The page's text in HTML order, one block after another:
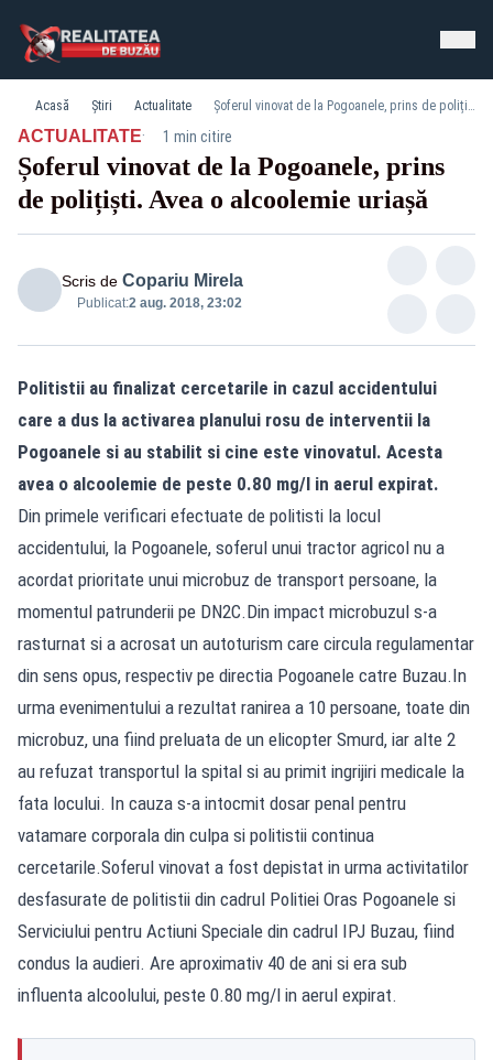
Acasă Știri Actualitate Șoferul vinovat de la Pogoanele, prins de polițiști. Avea o alcoolemie uriașă
ACTUALITATE· 1 min citire
Șoferul vinovat de la Pogoanele, prins
de polițiști. Avea o alcoolemie uriașă
Scris de Copariu Mirela
Publicat:2 aug. 2018, 23:02
Politistii au finalizat cercetarile in cazul accidentului
care a dus la activarea planului rosu de interventii la
Pogoanele si au stabilit si cine este vinovatul. Acesta
avea o alcoolemie de peste 0.80 mg/l in aerul expirat.
Din primele verificari efectuate de politisti la locul
accidentului, la Pogoanele, soferul unui tractor agricol nu a
acordat prioritate unui microbuz de transport persoane, la
momentul patrunderii pe DN2C.Din impact microbuzul s-a
rasturnat si a acrosat un autoturism care circula regulamentar
din sens opus, respectiv pe directia Pogoanele catre Buzau.In
urma evenimentului a rezultat ranirea a 10 persoane, toate din
microbuz, una fiind preluata de un elicopter Smurd, iar alte 2
au refuzat transportul la spital si au primit ingrijiri medicale la
fata locului. In cauza s-a intocmit dosar penal pentru
vatamare corporala din culpa si politistii continua
cercetarile.Soferul vinovat a fost depistat in urma activitatilor
desfasurate de politistii din cadrul Politiei Oras Pogoanele si
Serviciului pentru Actiuni Speciale din cadrul IPJ Buzau, fiind
condus la audieri. Are aproximativ 40 de ani si era sub
influenta alcoolului, peste 0.80 mg/l in aerul expirat.